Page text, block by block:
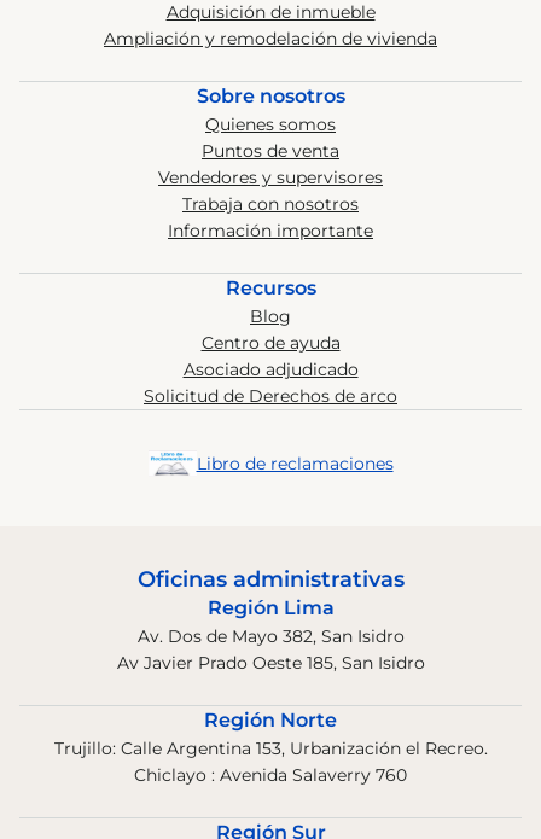
Adquisición de inmueble
Ampliación y remodelación de vivienda
Sobre nosotros
Quienes somos
Puntos de venta
Vendedores y supervisores
Trabaja con nosotros
Información importante
Recursos
Blog
Centro de ayuda
Asociado adjudicado
Solicitud de Derechos de arco
Libro de reclamaciones
Oficinas administrativas
Región Lima
Av. Dos de Mayo 382, San Isidro
Av Javier Prado Oeste 185, San Isidro
Región Norte
Trujillo: Calle Argentina 153, Urbanización el Recreo.
Chiclayo : Avenida Salaverry 760
Región Sur